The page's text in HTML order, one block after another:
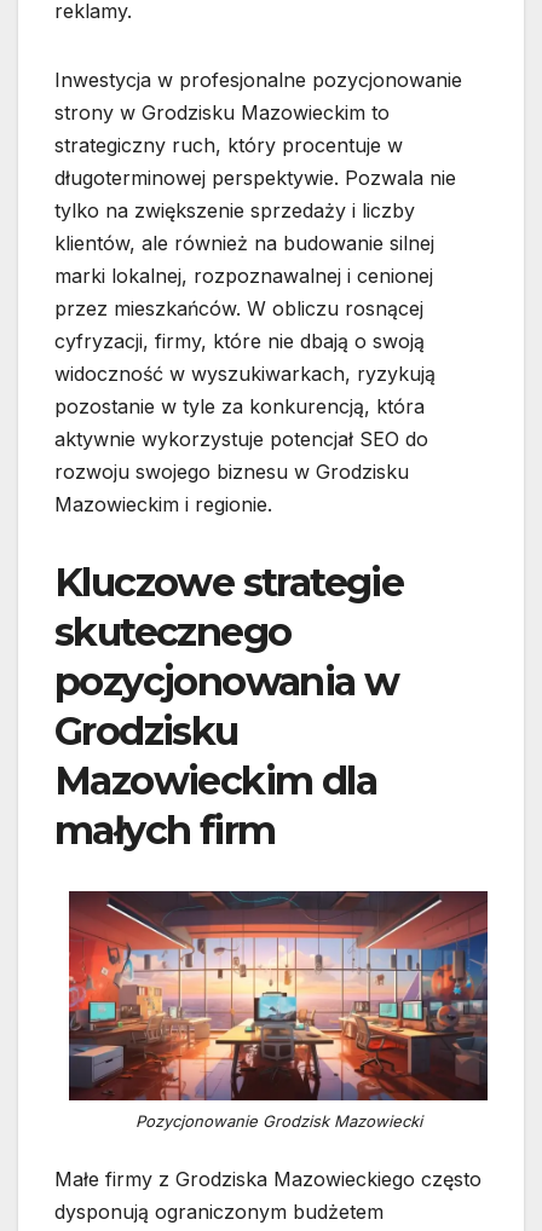
reklamy.
Inwestycja w profesjonalne pozycjonowanie
strony w Grodzisku Mazowieckim to
strategiczny ruch, który procentuje w
długoterminowej perspektywie. Pozwala nie
tylko na zwiększenie sprzedaży i liczby
klientów, ale również na budowanie silnej
marki lokalnej, rozpoznawalnej i cenionej
przez mieszkańców. W obliczu rosnącej
cyfryzacji, firmy, które nie dbają o swoją
widoczność w wyszukiwarkach, ryzykują
pozostanie w tyle za konkurencją, która
aktywnie wykorzystuje potencjał SEO do
rozwoju swojego biznesu w Grodzisku
Mazowieckim i regionie.
Kluczowe strategie
skutecznego
pozycjonowania w
Grodzisku
Mazowieckim dla
małych firm
Pozycjonowanie Grodzisk Mazowiecki
Małe firmy z Grodziska Mazowieckiego często
dysponują ograniczonym budżetem